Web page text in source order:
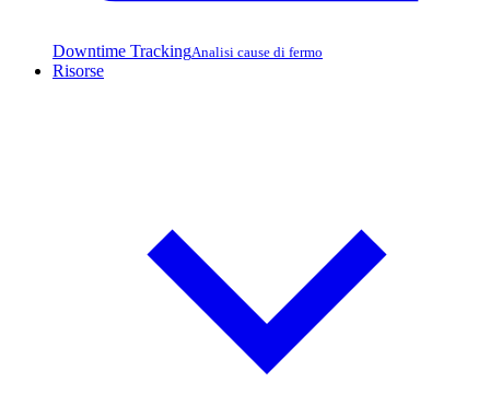
Downtime TrackingAnalisi cause di fermo
Risorse